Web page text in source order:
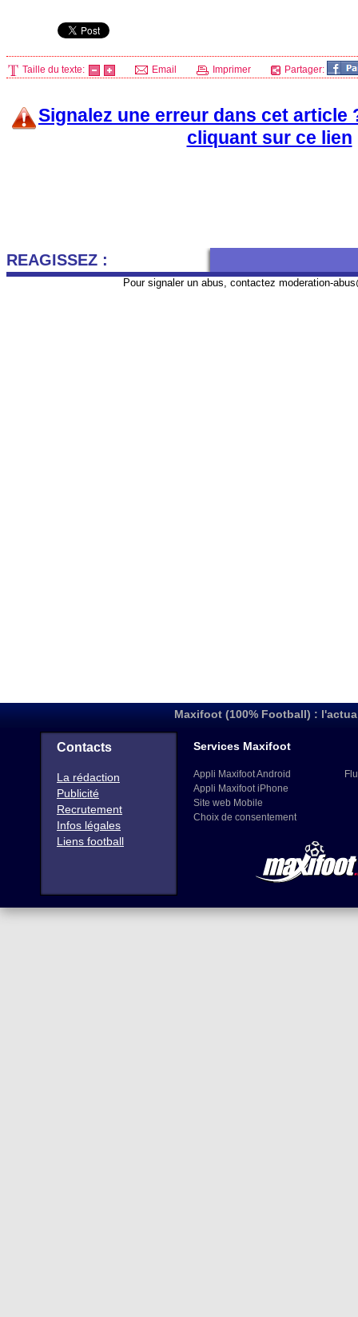
Taille du texte: Email Imprimer Partager:
Signalez une erreur dans cet article
cliquant sur ce lien
REAGISSEZ :
Pour signaler un abus, contactez moderation-
Maxifoot (100% Football) :
Contacts
La rédaction
Publicité
Recrutement
Infos légales
Liens football
Services Maxifoot
Appli Maxifoot Android
Appli Maxifoot iPhone
Site web Mobile
Choix de consentement